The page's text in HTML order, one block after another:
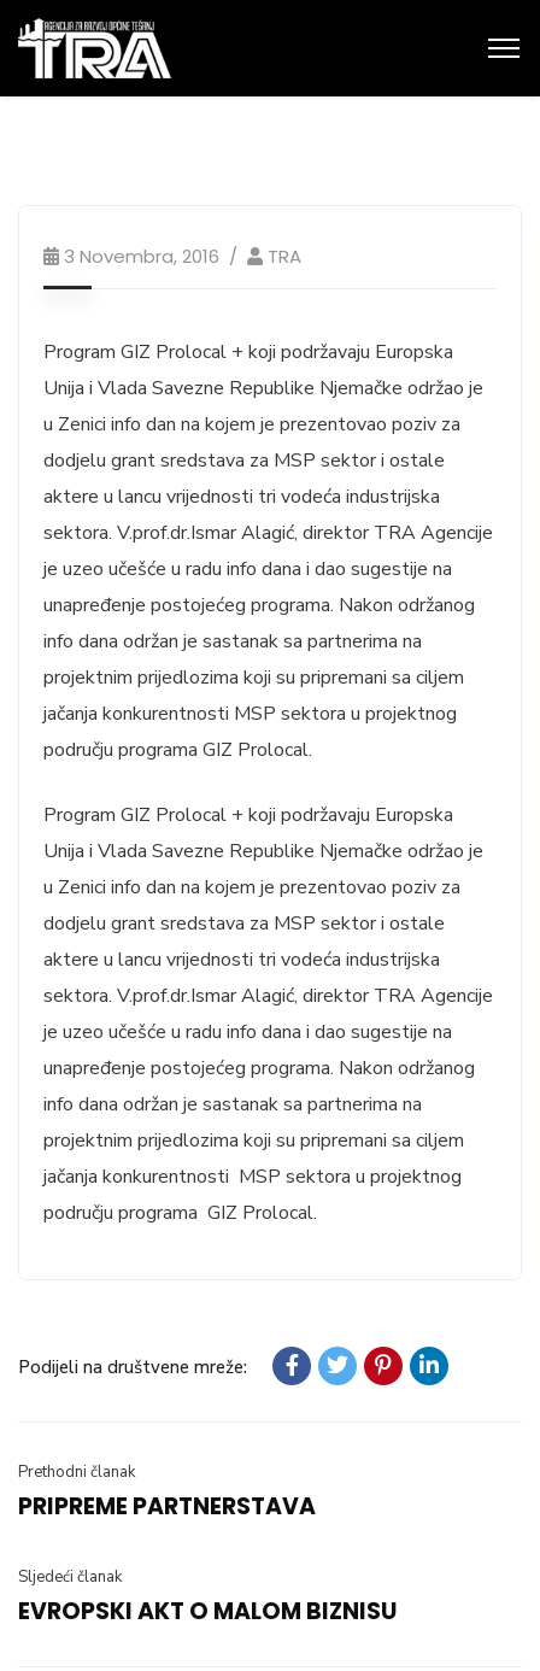
3 Novembra, 2016 TRA
Program GIZ Prolocal + koji podržavaju Europska
Unija i Vlada Savezne Republike Njemačke održao je
u Zenici info dan na kojem je prezentovao poziv za
dodjelu grant sredstava za MSP sektor i ostale
aktere u lancu vrijednosti tri vodeća industrijska
sektora. V.prof.dr.Ismar Alagić, direktor TRA Agencije
je uzeo učešće u radu info dana i dao sugestije na
unapređenje postojećeg programa. Nakon održanog
info dana održan je sastanak sa partnerima na
projektnim prijedlozima koji su pripremani sa ciljem
jačanja konkurentnosti MSP sektora u projektnog
području programa GIZ Prolocal.
Program GIZ Prolocal + koji podržavaju Europska
Unija i Vlada Savezne Republike Njemačke održao je
u Zenici info dan na kojem je prezentovao poziv za
dodjelu grant sredstava za MSP sektor i ostale
aktere u lancu vrijednosti tri vodeća industrijska
sektora. V.prof.dr.Ismar Alagić, direktor TRA Agencije
je uzeo učešće u radu info dana i dao sugestije na
unapređenje postojećeg programa. Nakon održanog
info dana održan je sastanak sa partnerima na
projektnim prijedlozima koji su pripremani sa ciljem
jačanja konkurentnosti MSP sektora u projektnog
području programa GIZ Prolocal.
Podijeli na društvene mreže:
Prethodni članak
PRIPREME PARTNERSTAVA
Sljedeći članak
EVROPSKI AKT O MALOM BIZNISU